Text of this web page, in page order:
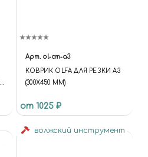
Арт. ol-cm-a3
КОВРИК OLFA ДЛЯ РЕЗКИ A3
(300Х450 ММ)
от 1025 ₽
волжский инструмент